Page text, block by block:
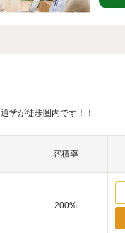
学が徒歩圏内です！！
容積率
200%